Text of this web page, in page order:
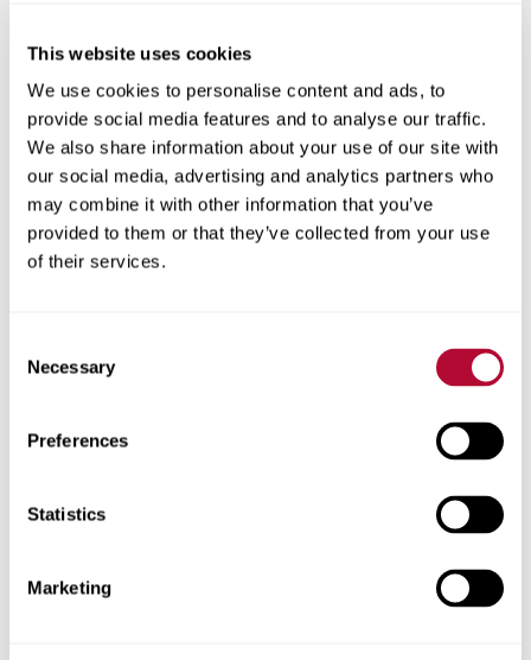
This website uses cookies
We use cookies to personalise content and ads, to
provide social media features and to analyse our traffic.
We also share information about your use of our site with
our social media, advertising and analytics partners who
may combine it with other information that you’ve
provided to them or that they’ve collected from your use
of their services.
Selection
Necessary
Preferences
Statistics
Marketing
المدينة
هاتف
تعليقات